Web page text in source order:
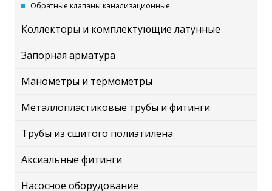
Обратные клапаны канализационные
Коллекторы и комплектующие латунные
Запорная арматура
Манометры и термометры
Металлопластиковые трубы и фитинги
Трубы из сшитого полиэтилена
Аксиальные фитинги
Насосное оборудование